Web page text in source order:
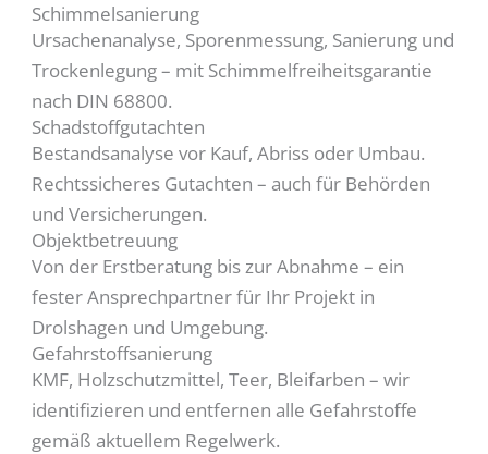
Schimmelsanierung
Ursachenanalyse, Sporenmessung, Sanierung und
Trockenlegung – mit Schimmelfreiheitsgarantie
nach DIN 68800.
Schadstoffgutachten
Bestandsanalyse vor Kauf, Abriss oder Umbau.
Rechtssicheres Gutachten – auch für Behörden
und Versicherungen.
Objektbetreuung
Von der Erstberatung bis zur Abnahme – ein
fester Ansprechpartner für Ihr Projekt in
Drolshagen und Umgebung.
Gefahrstoffsanierung
KMF, Holzschutzmittel, Teer, Bleifarben – wir
identifizieren und entfernen alle Gefahrstoffe
gemäß aktuellem Regelwerk.